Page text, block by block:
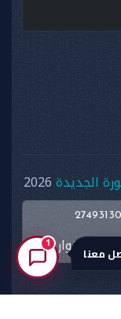
الجديدة2026
27493130
الزوارمعنا
1